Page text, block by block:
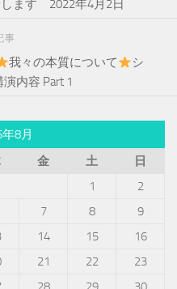
ます 2022年4月2日
事
我々の本質について
シ
内容 Part 1
8月
金 土
日
1
2
7 8
9
14 15
16
21 22
23